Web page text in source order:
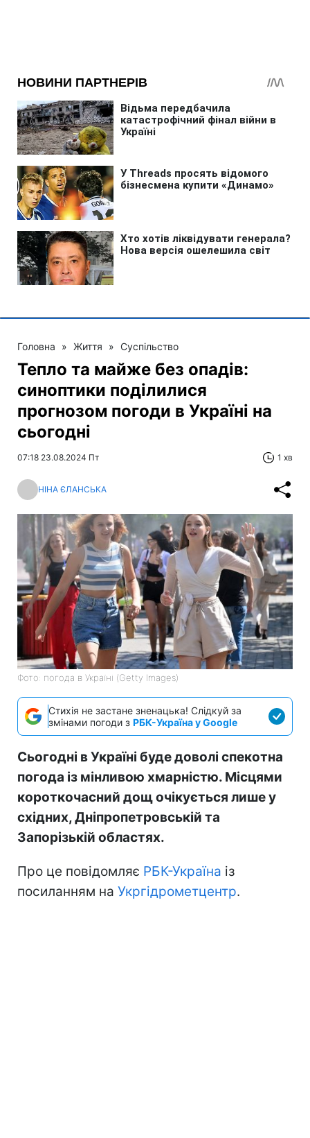
Головна » Життя » Суспільство
Тепло та майже без опадів:
синоптики поділилися
прогнозом погоди в Україні на
сьогодні
07:18 23.08.2024 Пт 1 хв
НІНА ЄЛАНСЬКА
Фото: погода в Україні (Getty Images)
Стихія не застане зненацька! Слідкуй за
змінами погоди з РБК-Україна у Google
Сьогодні в Україні буде доволі спекотна
погода із мінливою хмарністю. Місцями
короткочасний дощ очікується лише у
східних, Дніпропетровській та
Запорізькій областях.
Про це повідомляє РБК-Україна із
посиланням на Укргідрометцентр.